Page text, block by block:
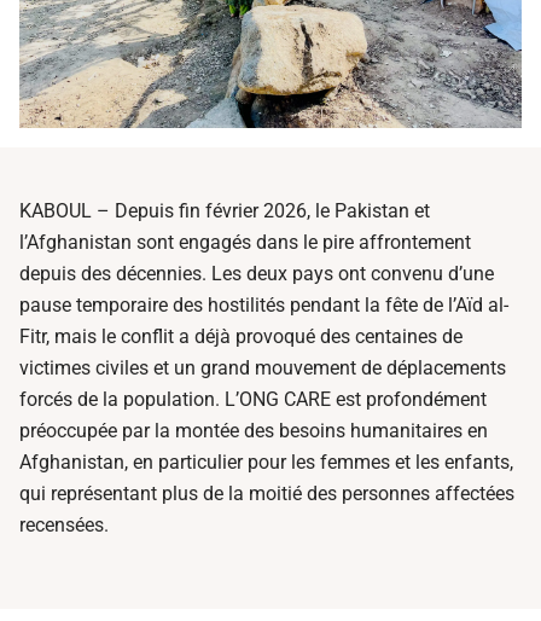
KABOUL – Depuis fin février 2026, le Pakistan et
l’Afghanistan sont engagés dans le pire affrontement
depuis des décennies. Les deux pays ont convenu d’une
pause temporaire des hostilités pendant la fête de l’Aïd al-
Fitr, mais le conflit a déjà provoqué des centaines de
victimes civiles et un grand mouvement de déplacements
forcés de la population. L’ONG CARE est profondément
préoccupée par la montée des besoins humanitaires en
Afghanistan, en particulier pour les femmes et les enfants,
qui représentant plus de la moitié des personnes affectées
recensées.